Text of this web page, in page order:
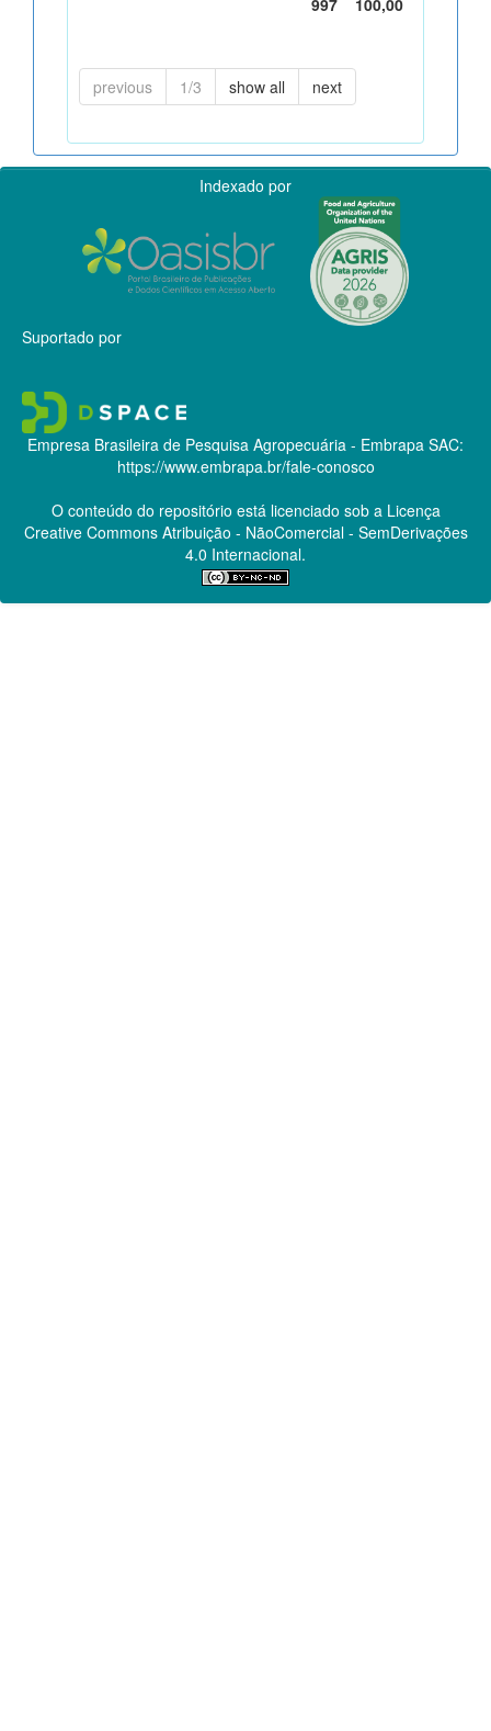
previous 1/3 show all next
Indexado por
Suportado por
Empresa Brasileira de Pesquisa Agropecuária - Embrapa SAC:
https://www.embrapa.br/fale-conosco
O conteúdo do repositório está licenciado sob a Licença
Creative CommonsAtribuição - NãoComercial - SemDerivações
4.0 Internacional.